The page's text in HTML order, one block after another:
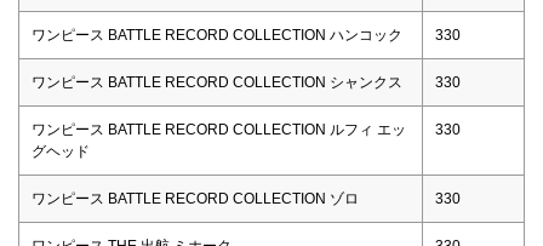
ワンピース BATTLE RECORD COLLECTION ハンコック 330
ワンピース BATTLE RECORD COLLECTION シャンクス 330
ワンピース BATTLE RECORD COLLECTION ルフィ エッ
グヘッド
330
ワンピース BATTLE RECORD COLLECTION ゾロ 330